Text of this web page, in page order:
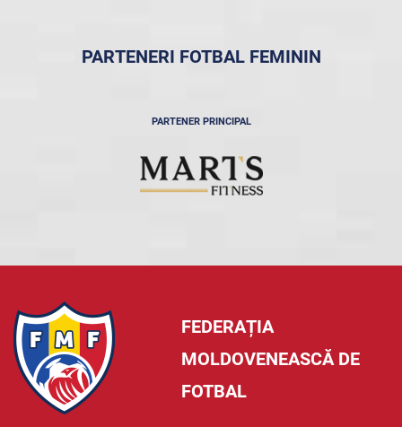
PARTENERI FOTBAL FEMININ
PARTENER PRINCIPAL
FEDERAȚIA
MOLDOVENEASCĂ DE
FOTBAL